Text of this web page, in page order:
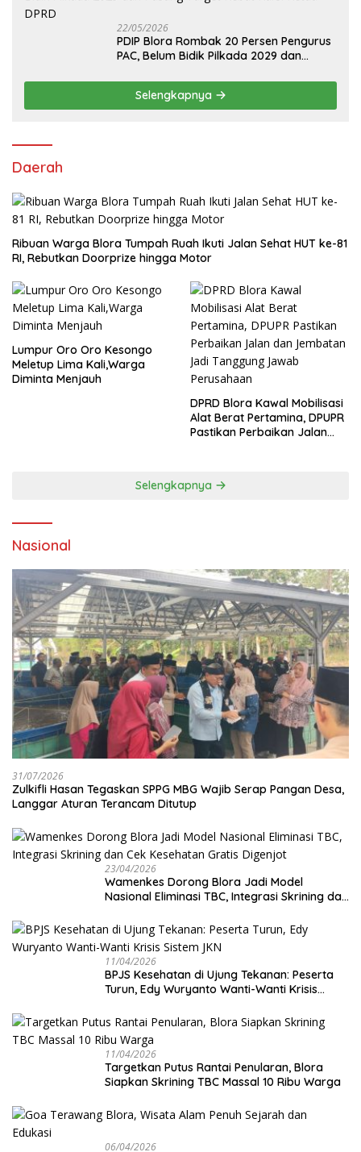
22/05/2026
PDIP Blora Rombak 20 Persen Pengurus
PAC, Belum Bidik Pilkada 2029 dan
Selengkapnya
Daerah
Ribuan Warga Blora Tumpah Ruah Ikuti Jalan Sehat HUT ke-81
RI, Rebutkan Doorprize hingga Motor
Lumpur Oro Oro Kesongo
Meletup Lima Kali,Warga
Diminta Menjauh
DPRD Blora Kawal Mobilisasi
Alat Berat Pertamina, DPUPR
Pastikan Perbaikan Jalan
Selengkapnya
Nasional
31/07/2026
Zulkifli Hasan Tegaskan SPPG MBG Wajib Serap Pangan Desa,
Langgar Aturan Terancam Ditutup
23/04/2026
Wamenkes Dorong Blora Jadi Model
Nasional Eliminasi TBC, Integrasi Skrining dan
11/04/2026
BPJS Kesehatan di Ujung Tekanan: Peserta
Turun, Edy Wuryanto Wanti-Wanti Krisis
11/04/2026
‎Targetkan Putus Rantai Penularan, Blora
Siapkan Skrining TBC Massal 10 Ribu Warga
06/04/2026